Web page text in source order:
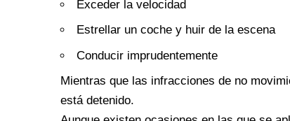
Exceder la velocidad
Estrellar un coche y huir de la escena
Conducir imprudentemente
Mientras que las infracciones de no
está detenido.